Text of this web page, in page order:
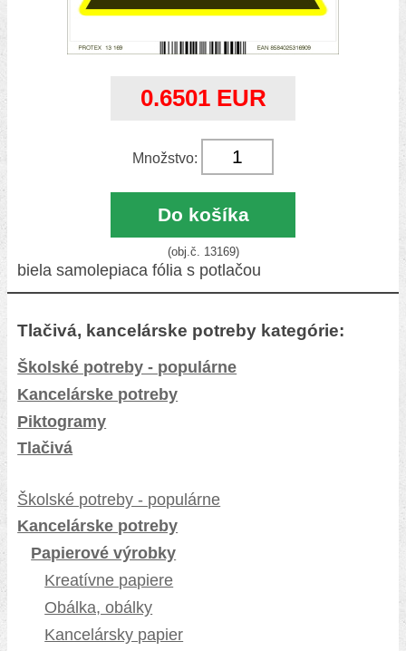
0.6501 EUR
Množstvo:
Do košíka
(obj.č. 13169)
biela samolepiaca fólia s potlačou
Tlačivá, kancelárske potreby kategórie:
Školské potreby - populárne
Kancelárske potreby
Piktogramy
Tlačivá
Školské potreby - populárne
Kancelárske potreby
Papierové výrobky
Kreatívne papiere
Obálka, obálky
Kancelársky papier